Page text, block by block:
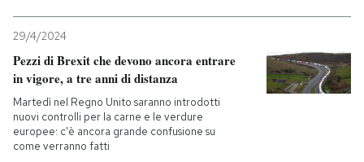
29/4/2024
Pezzi di Brexit che devono ancora entrare
in vigore, a tre anni di distanza
Martedì nel Regno Unito saranno introdotti
nuovi controlli per la carne e le verdure
europee: c'è ancora grande confusione su
come verranno fatti